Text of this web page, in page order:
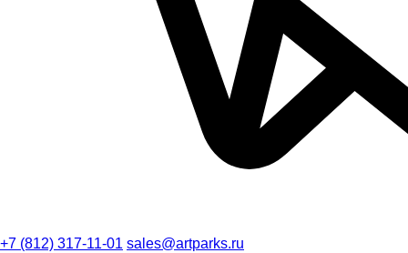
+7 (812) 317-11-01 sales@artparks.ru